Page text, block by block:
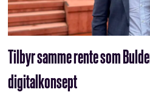
Tilbyr samme rente som
digitalkonsept